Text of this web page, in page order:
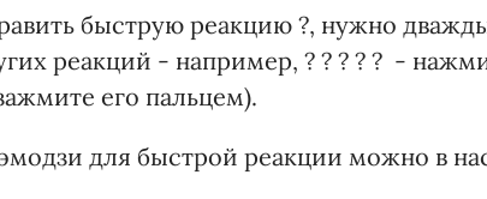
быструю реакцию ?, нужно
реакций - например, ? ? ? ? ? -
его пальцем).
для быстрой реакции можно в